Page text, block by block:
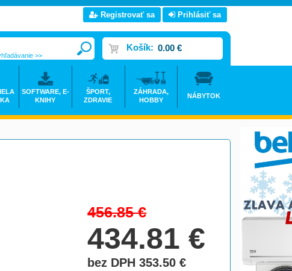
456.85€
434.81€
bez DPH 353.50€
Registrovať sa Prihlásiť sa
Košík: 0.00 €
>>
SOFTWARE, E-
KNIHY
ŠPORT,
ZDRAVIE
ZÁHRADA,
HOBBY
NÁBYTOK